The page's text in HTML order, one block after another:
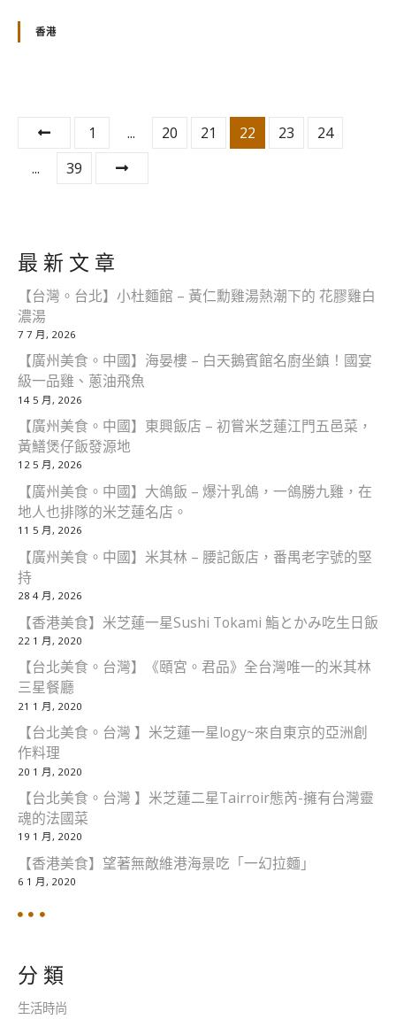
香港
文
章
1 ... 20 21 22 23
24
...
39
最 新 文 章
【台灣。台北】小杜麵館 – 黃仁勳雞湯熱潮下的 花膠雞白
濃湯
7 7 月, 2026
【廣州美食。中國】海晏樓 – 白天鵝賓館名廚坐鎮！國宴
級一品雞、蔥油飛魚
14 5 月, 2026
【廣州美食。中國】東興飯店 – 初嘗米芝蓮江門五邑菜，
黃鱔煲仔飯發源地
12 5 月, 2026
【廣州美食。中國】大鴿飯 – 爆汁乳鴿，一鴿勝九雞，在
地人也排隊的米芝蓮名店。
11 5 月, 2026
【廣州美食。中國】米其林 – 腰記飯店，番禺老字號的堅
持
28 4 月, 2026
【香港美食】米芝蓮一星Sushi Tokami 鮨とかみ吃生日飯
22 1 月, 2020
【台北美食。台灣】《頤宮。君品》全台灣唯一的米其林
三星餐廳
21 1 月, 2020
【台北美食。台灣 】米芝蓮一星logy~來自東京的亞洲創
作料理
20 1 月, 2020
【台北美食。台灣 】米芝蓮二星Tairroir態芮-擁有台灣靈
魂的法國菜
19 1 月, 2020
【香港美食】望著無敵維港海景吃「一幻拉麵」
6 1 月, 2020
分 類
生活時尚